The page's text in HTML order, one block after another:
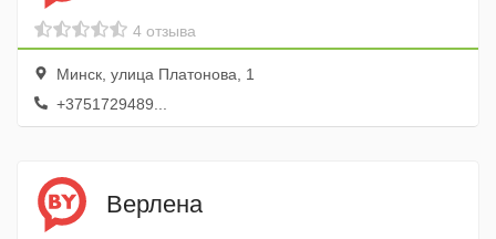
4 отзыва
Минск, улица Платонова, 1
+3751729489...
Верлена